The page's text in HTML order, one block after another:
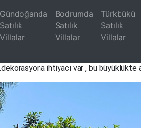
Gündoğanda
Satılık
Villalar
Bodrumda
Satılık
Villalar
Türkbükü
Satılık
Villalar
ihtiyacı var , bu büyüklükte